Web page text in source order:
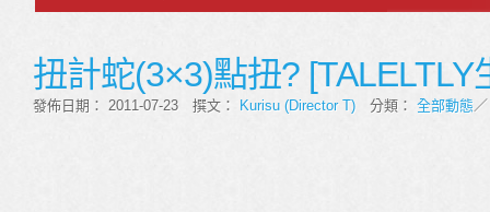
扭計蛇(3×3)點扭? [TALELTLY
發佈日期： 2011-07-23 撰文： Kurisu (Director T) 分類： 全部動態